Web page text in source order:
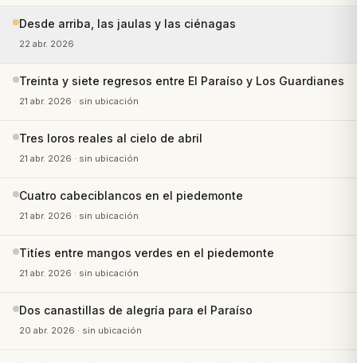
Desde arriba, las jaulas y las ciénagas
22 abr. 2026
Treinta y siete regresos entre El Paraíso y Los Guardianes
21 abr. 2026 · sin ubicación
Tres loros reales al cielo de abril
21 abr. 2026 · sin ubicación
Cuatro cabeciblancos en el piedemonte
21 abr. 2026 · sin ubicación
Titíes entre mangos verdes en el piedemonte
21 abr. 2026 · sin ubicación
Dos canastillas de alegría para el Paraíso
20 abr. 2026 · sin ubicación